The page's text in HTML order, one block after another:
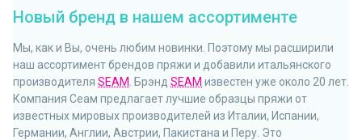
Новый бренд в нашем ассортименте
Мы, как и Вы, очень любим новинки. Поэтому мы расширили
наш ассортимент брендов пряжи и добавили итальянского
производителя SEAM . Брэнд SEAM известен уже около 20 лет.
Компания Сеам предлагает лучшие образцы пряжи от
известных мировых производителей из Италии, Испании,
Германии, Англии, Австрии, Пакистана и Перу. Это